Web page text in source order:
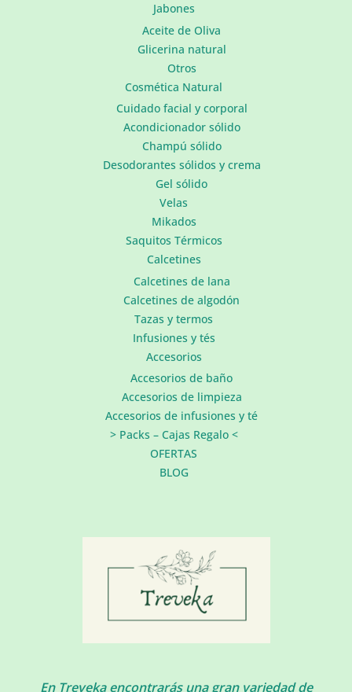
Jabones
Aceite de Oliva
Glicerina natural
Otros
Cosmética Natural
Cuidado facial y corporal
Acondicionador sólido
Champú sólido
Desodorantes sólidos y crema
Gel sólido
Velas
Mikados
Saquitos Térmicos
Calcetines
Calcetines de lana
Calcetines de algodón
Tazas y termos
Infusiones y tés
Accesorios
Accesorios de baño
Accesorios de limpieza
Accesorios de infusiones y té
> Packs – Cajas Regalo <
OFERTAS
BLOG
En Treveka encontrarás una gran variedad de